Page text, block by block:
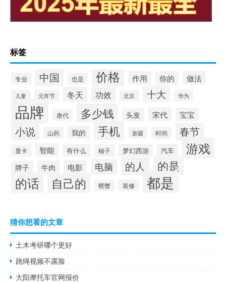
标签
专业 中国 也是 价格 作用 你的 做法
儿童 元宵节 冬天 功效 北京 十大 华为
品牌 唐代 多少钱 头发 宋代 宝宝
小说 山药 我的 手机 新疆 时间 春节
显卡 智能 有什么 柚子 梦幻西游 汽车 游戏
牌子 牛肉 电影 电脑 的人 的是
的话 自己的 螃蟹 装修 都是
猜你想看的文章
土木考研哪个更好
跳绳视频不露脸
大阳摩托车官网报价